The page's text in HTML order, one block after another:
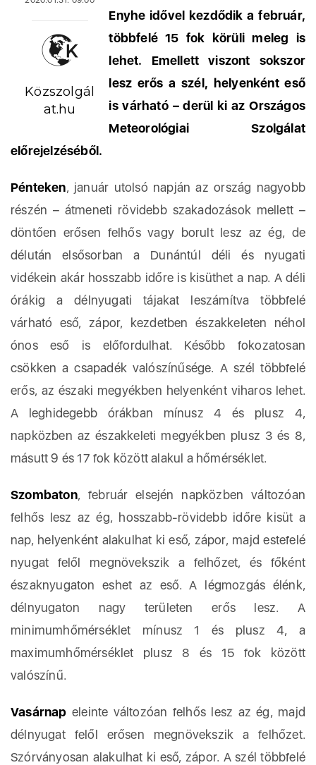
Közszolgál
at.hu
Enyhe idővel kezdődik a február,
többfelé 15 fok körüli meleg is
lehet. Emellett viszont sokszor
lesz erős a szél, helyenként eső
is várható – derül ki az Országos
Meteorológiai Szolgálat
előrejelzéséből.
Pénteken, január utolsó napján az ország nagyobb
részén – átmeneti rövidebb szakadozások mellett –
döntően erősen felhős vagy borult lesz az ég, de
délután elsősorban a Dunántúl déli és nyugati
vidékein akár hosszabb időre is kisüthet a nap. A déli
órákig a délnyugati tájakat leszámítva többfelé
várható eső, zápor, kezdetben északkeleten néhol
ónos eső is előfordulhat. Később fokozatosan
csökken a csapadék valószínűsége. A szél többfelé
erős, az északi megyékben helyenként viharos lehet.
A leghidegebb órákban mínusz 4 és plusz 4,
napközben az északkeleti megyékben plusz 3 és 8,
másutt 9 és 17 fok között alakul a hőmérséklet.
Szombaton, február elsején napközben változóan
felhős lesz az ég, hosszabb-rövidebb időre kisüt a
nap, helyenként alakulhat ki eső, zápor, majd estefelé
nyugat felől megnövekszik a felhőzet, és főként
északnyugaton eshet az eső. A légmozgás élénk,
délnyugaton nagy területen erős lesz. A
minimumhőmérséklet mínusz 1 és plusz 4, a
maximumhőmérséklet plusz 8 és 15 fok között
valószínű.
Vasárnap eleinte változóan felhős lesz az ég, majd
délnyugat felől erősen megnövekszik a felhőzet.
Szórványosan alakulhat ki eső, zápor. A szél többfelé